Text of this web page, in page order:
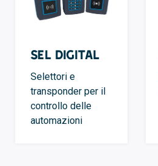
SEL Digital
Selettori e
transponder per il
controllo delle
automazioni